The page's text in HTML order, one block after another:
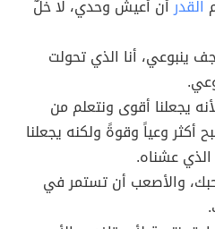
القدرأن أعيش وحدي، لا خلٌ
ينبوعي، أنا الذي تحولت
يجعلنا أقوى ونتعلم من
أكثر وعياً وقوةً ولكنه يجعلنا
عشناه.
والأصعب أن تستمر في